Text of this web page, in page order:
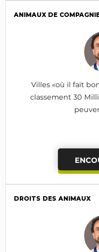
ANIMAUX DE
Villes «où il fait
classement 30
DROITS DES ANIMAUX